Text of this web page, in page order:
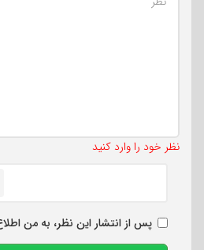
نظر خود را وارد کنید
پس از انتشار این نظر، به من